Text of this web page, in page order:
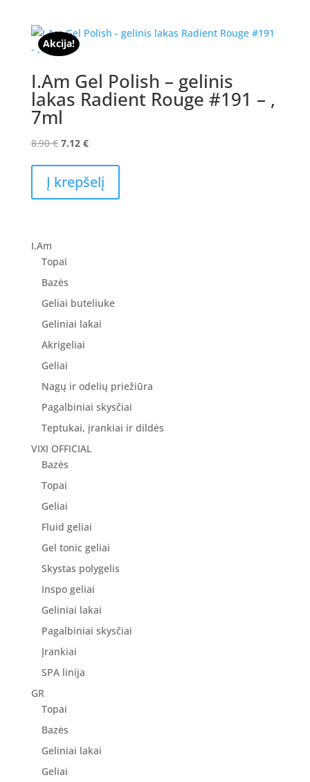
Akcija!
I.Am Gel Polish – gelinis
lakas Radient Rouge #191 – ,
7ml
8.90€ Original
8.90 €.
7.12 €Current
is:
7.12 €.
Į krepšelį
I.Am
Topai
Bazės
Geliai buteliuke
Geliniai lakai
Akrigeliai
Geliai
Nagų ir odelių priežiūra
Pagalbiniai skysčiai
Teptukai, įrankiai ir dildės
VIXI OFFICIAL
Bazės
Topai
Geliai
Fluid geliai
Gel tonic geliai
Skystas polygelis
Inspo geliai
Geliniai lakai
Pagalbiniai skysčiai
Įrankiai
SPA linija
GR
Topai
Bazės
Geliniai lakai
Geliai